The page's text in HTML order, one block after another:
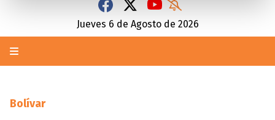
Jueves 6 de Agosto de 2026
Bolívar